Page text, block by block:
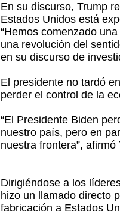
En su discurso, Trump
Estados Unidos está
“Hemos comenzado
una revolución del
en su discurso de
El presidente no tardó
perder el control de la
“El Presidente Biden
nuestro país, pero en
nuestra frontera”, afirmó
Dirigiéndose a los
hizo un llamado directo
fabricación a Estados